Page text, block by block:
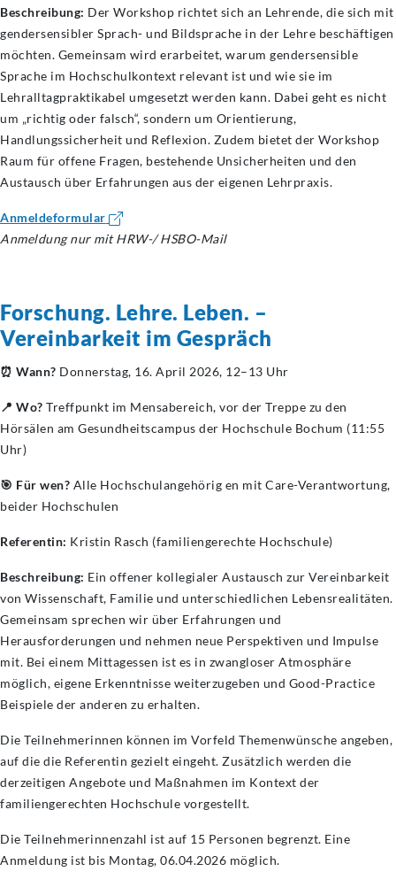
Beschreibung: Der Workshop richtet sich an Lehrende, die sich mit
gendersensibler Sprach- und Bildsprache in der Lehre beschäftigen
möchten. Gemeinsam wird erarbeitet, warum gendersensible
Sprache im Hochschulkontext relevant ist und wie sie im
Lehralltagpraktikabel umgesetzt werden kann. Dabei geht es nicht
um „richtig oder falsch“, sondern um Orientierung,
Handlungssicherheit und Reflexion. Zudem bietet der Workshop
Raum für offene Fragen, bestehende Unsicherheiten und den
Austausch über Erfahrungen aus der eigenen Lehrpraxis.
Anmeldeformular
Anmeldung nur mit HRW-/ HSBO-Mail
Forschung. Lehre. Leben. –
Vereinbarkeit im Gespräch
⏰ Wann? Donnerstag, 16. April 2026, 12–13 Uhr
📍 Wo? Treffpunkt im Mensabereich, vor der Treppe zu den
Hörsälen am Gesundheitscampus der Hochschule Bochum (11:55
Uhr)
🎯 Für wen? Alle Hochschulangehörig en mit Care-Verantwortung,
beider Hochschulen
Referentin: Kristin Rasch (familiengerechte Hochschule)
Beschreibung: Ein offener kollegialer Austausch zur Vereinbarkeit
von Wissenschaft, Familie und unterschiedlichen Lebensrealitäten.
Gemeinsam sprechen wir über Erfahrungen und
Herausforderungen und nehmen neue Perspektiven und Impulse
mit. Bei einem Mittagessen ist es in zwangloser Atmosphäre
möglich, eigene Erkenntnisse weiterzugeben und Good-Practice
Beispiele der anderen zu erhalten.
Die Teilnehmerinnen können im Vorfeld Themenwünsche angeben,
auf die die Referentin gezielt eingeht. Zusätzlich werden die
derzeitigen Angebote und Maßnahmen im Kontext der
familiengerechten Hochschule vorgestellt.
Die Teilnehmerinnenzahl ist auf 15 Personen begrenzt. Eine
Anmeldung ist bis Montag, 06.04.2026 möglich.